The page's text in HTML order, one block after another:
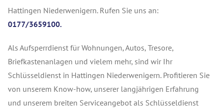
Hattingen Niederwenigern. Rufen Sie uns an:
0177/3659100.
Als Aufsperrdienst für Wohnungen, Autos, Tresore,
Briefkastenanlagen und vielem mehr, sind wir Ihr
Schlüsseldienst in Hattingen Niederwenigern. Profitieren Sie
von unserem Know-how, unserer langjährigen Erfahrung
und unserem breiten Serviceangebot als Schlüsseldienst